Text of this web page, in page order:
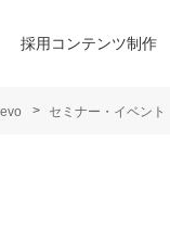
採用コンテンツ制作
セミナー・イベント